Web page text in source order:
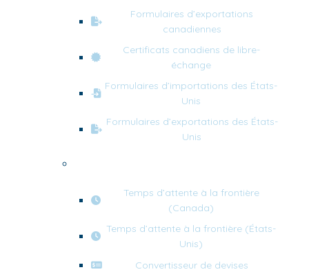
Formulaires d’exportations
canadiennes
Certificats canadiens de libre-
échange
Formulaires d’importations des États-
Unis
Formulaires d’exportations des États-
Unis
Temps d’attente à la frontière
(Canada)
Temps d’attente à la frontière (États-
Unis)
Convertisseur de devises